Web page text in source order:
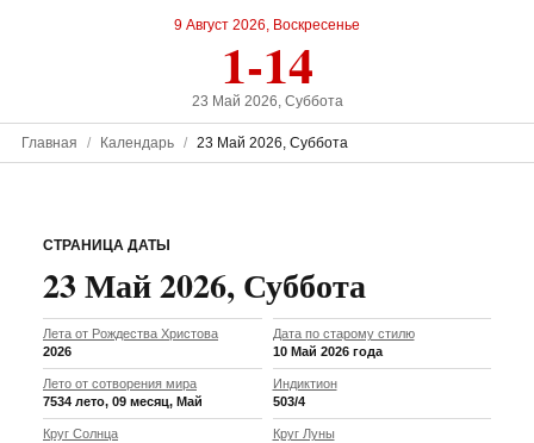
9 Август 2026, Воскресенье
1-14
23 Май 2026, Суббота
Главная Календарь 23 Май 2026, Суббота
СТРАНИЦА ДАТЫ
23 Май 2026, Суббота
Лета от Рождества Христова
2026
Дата по старому стилю
10 Май 2026 года
Лето от сотворения мира
7534 лето, 09 месяц, Май
Индиктион
503/4
Круг Солнца
Круг Луны